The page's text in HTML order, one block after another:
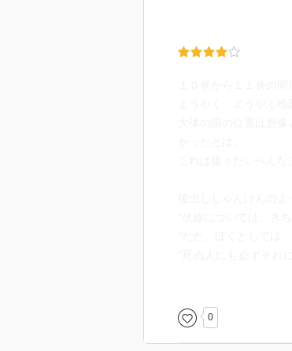
さて、これらを踏まえ
0